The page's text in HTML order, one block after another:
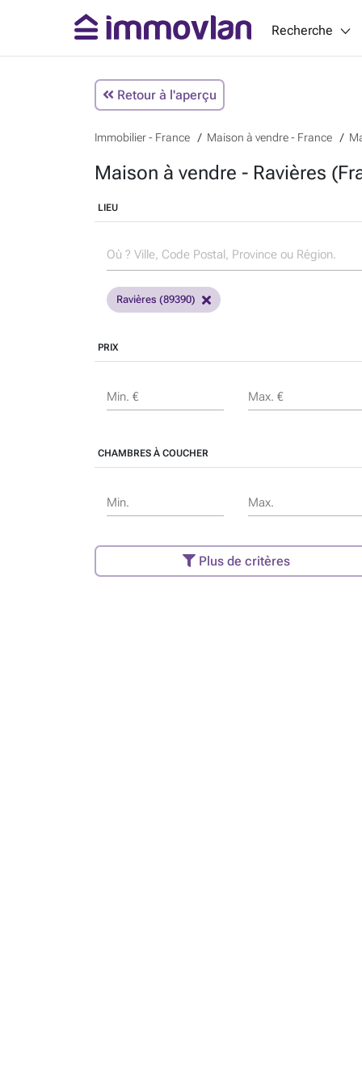
Recherche
Retour à l'aperçu
Immobilier - France Maison à vendre - France
Maison à vendre - Ravières
LIEU
Ravières (89390)
PRIX
Min. € Max. €
CHAMBRES À COUCHER
Min. Max.
Plus de critères